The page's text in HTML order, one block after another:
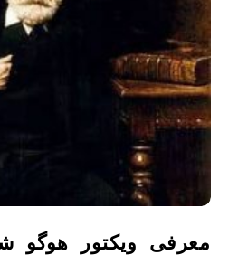
معرفی ویکتور هوگو